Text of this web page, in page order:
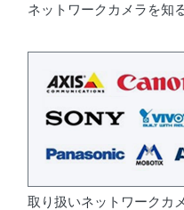
ネットワークカメラを知
取り扱いネットワークカ